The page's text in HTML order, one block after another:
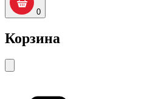
0
Корзина